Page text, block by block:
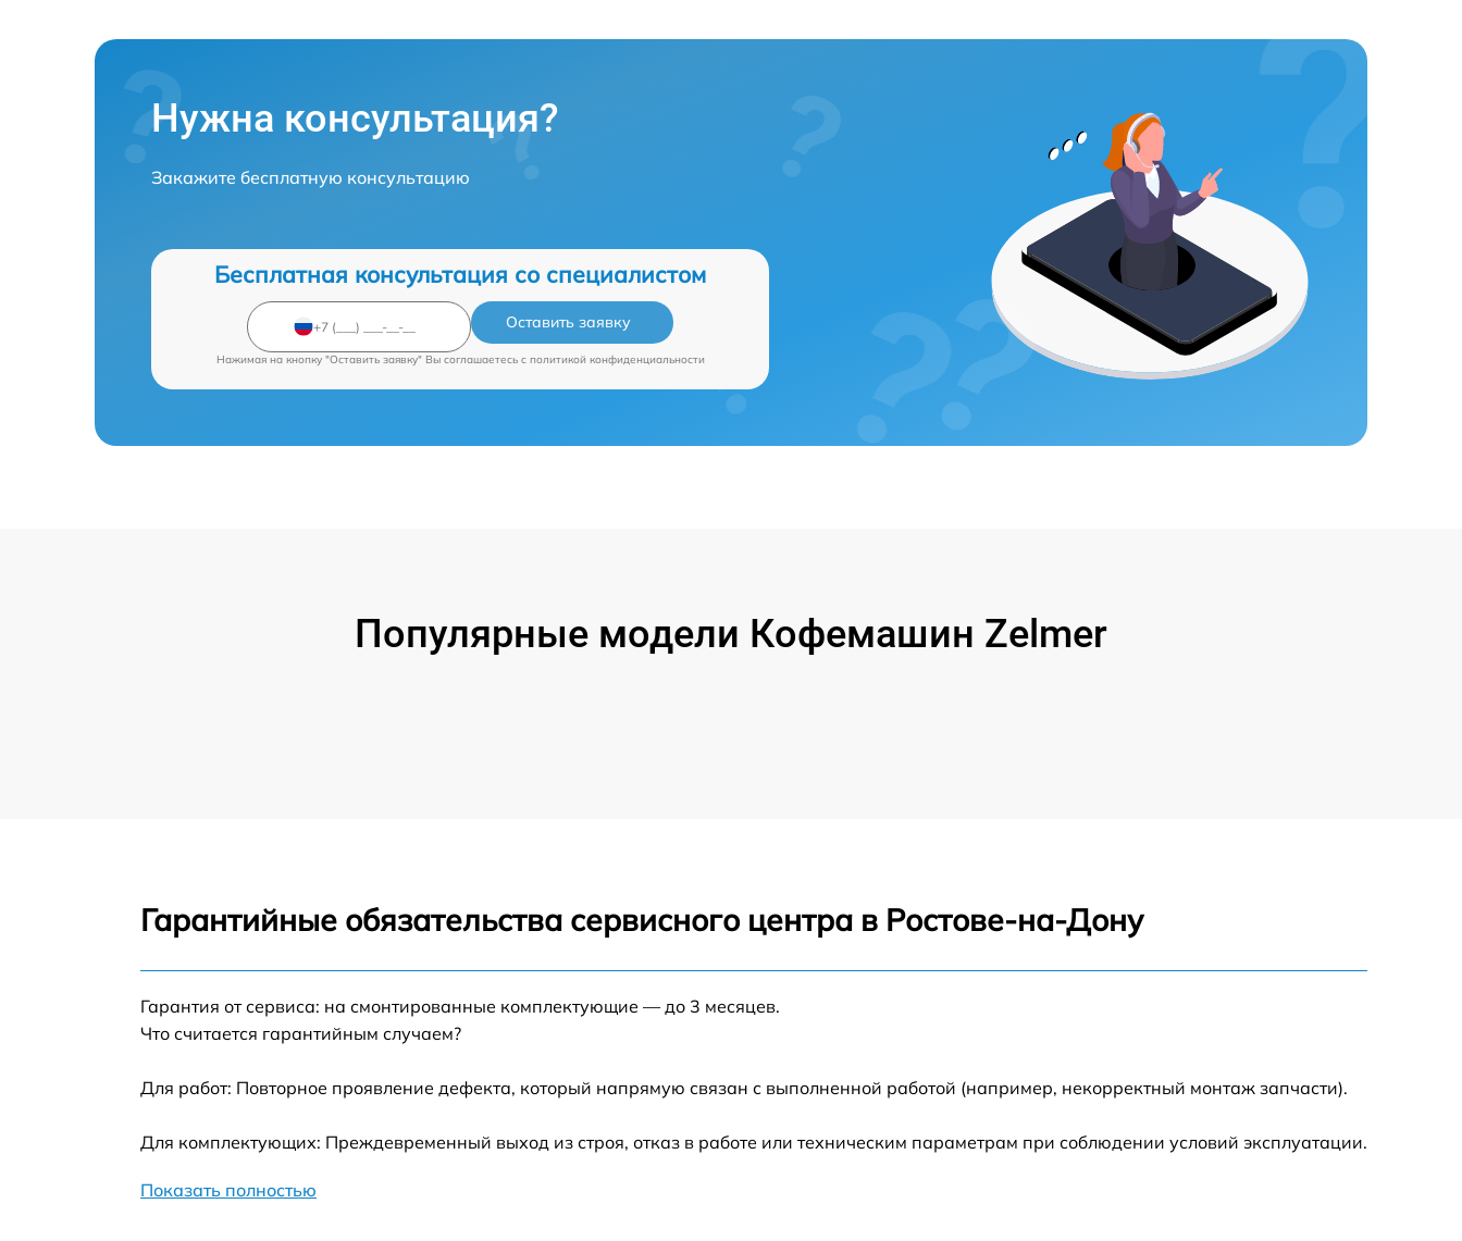
Нужна консультация?
Закажите бесплатную консультацию
Бесплатная консультация со специалистом
Оставить заявку
Нажимая на кнопку "Оставить заявку" Вы соглашаетесь c политикой конфиденциальности
Популярные модели Кофемашин Zelmer
Гарантийные обязательства сервисного центра в Ростове-на-Дону
Гарантия от сервиса: на смонтированные комплектующие — до 3 месяцев.
Что считается гарантийным случаем?
Для работ: Повторное проявление дефекта, который напрямую связан с выполненной работой (например, некорректный монтаж запчасти).
Для комплектующих: Преждевременный выход из строя, отказ в работе или техническим параметрам при соблюдении условий эксплуатации.
Показать полностью